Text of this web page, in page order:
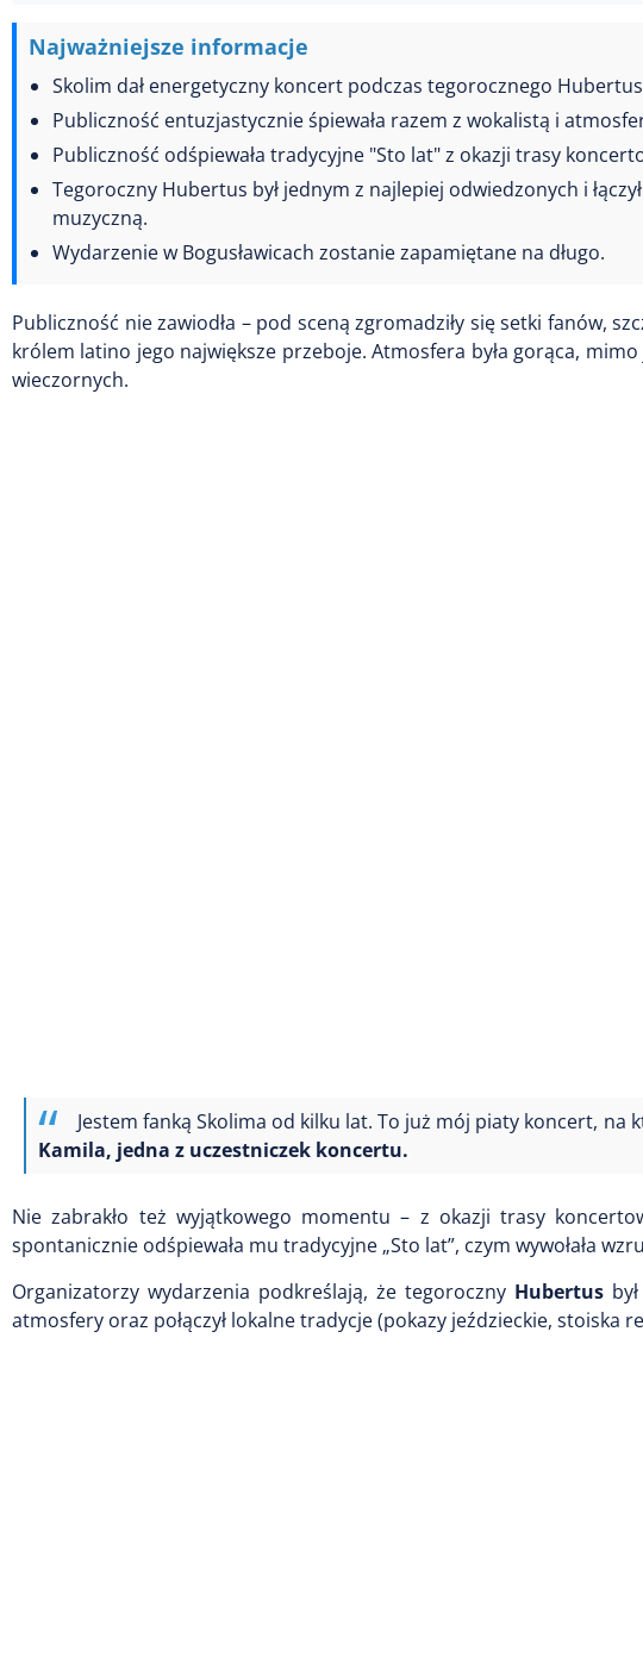
Najważniejsze informacje
Skolim dał energetyczny koncert podczas tegorocznego
Publiczność entuzjastycznie śpiewała razem z wokalistą i
Publiczność odśpiewała tradycyjne "Sto lat" z okazji trasy
Tegoroczny Hubertus był jednym z najlepiej odwiedzonych i
muzyczną.
Wydarzenie w Bogusławicach zostanie zapamiętane na długo.
Publiczność nie zawiodła – pod sceną zgromadziły się setki fanów,
królem latino jego największe przeboje. Atmosfera była gorąca,
wieczornych.
Jestem fanką Skolima od kilku lat. To już mój piaty koncert,
Kamila, jedna z uczestniczek koncertu.
Nie zabrakło też wyjątkowego momentu – z okazji trasy
spontanicznie odśpiewała mu tradycyjne „Sto lat”, czym wywołała
Organizatorzy wydarzenia podkreślają, że tegoroczny Hubertus
atmosfery oraz połączył lokalne tradycje (pokazy jeździeckie, stoiska